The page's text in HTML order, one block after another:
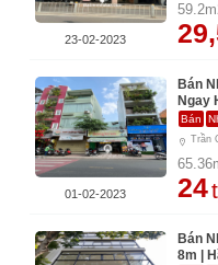
59.2
23-02-2023
Bán
Ngay
Bán
Trần
65.36
24
01-02-2023
Bán
8m |